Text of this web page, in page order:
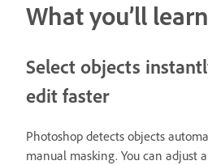
What you’ll learn
Select objects
edit faster
Photoshop detects objects
manual masking. You can adjust